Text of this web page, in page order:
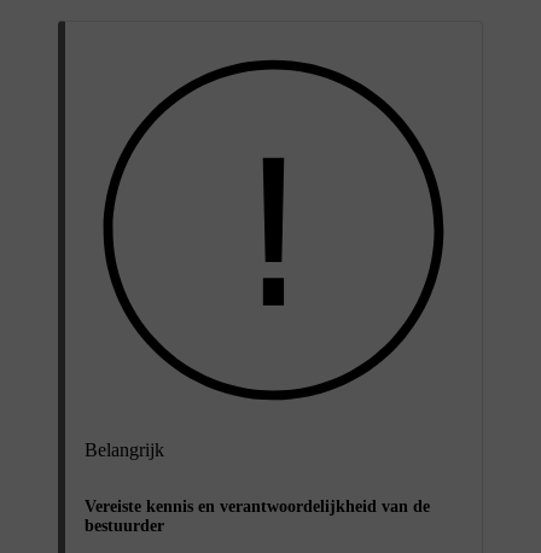
Belangrijk
Vereiste kennis en verantwoordelijkheid van de
bestuurder